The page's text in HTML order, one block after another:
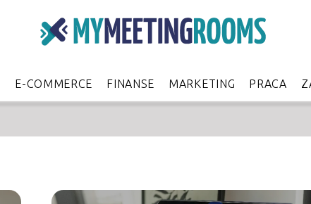
E-COMMERCE FINANSE MARKETING PRACA